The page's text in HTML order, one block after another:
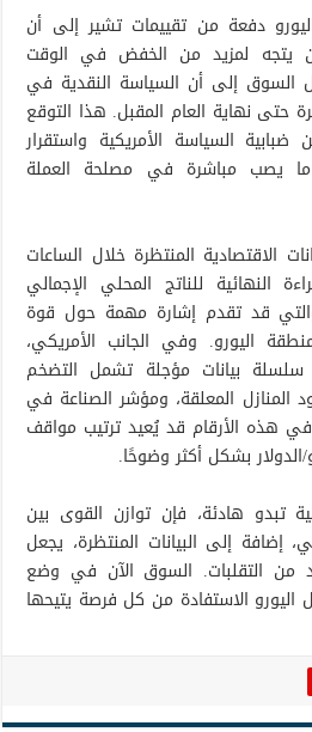
دفعة من تقييمات تشير إلى أن
لن يتجه لمزيد من الخفض في الوقت
السوق إلى أن السياسة النقدية في
نهاية العام المقبل. هذا التوقع
السياسة الأمريكية واستقرار
ما يصب مباشرة في مصلحة العملة
الاقتصادية المنتظرة خلال الساعات
النهائية للناتج المحلي الإجمالي
والتي قد تقدم إشارة مهمة حول قوة
اليورو. وفي الجانب الأمريكي،
سلسلة بيانات مؤجلة تشمل التضخم
المنازل المعلقة، ومؤشر الصناعة في
هذه الأرقام قد يُعيد ترتيب مواقف
الدولار بشكل أكثر وضوحًا.
تبدو هادئة، فإن توازن القوى بين
إضافة إلى البيانات المنتظرة، يجعل
من التقلبات. السوق الآن في وضع
اليورو الاستفادة من كل فرصة يتيحها